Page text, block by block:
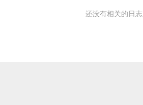
还没有相关的日志